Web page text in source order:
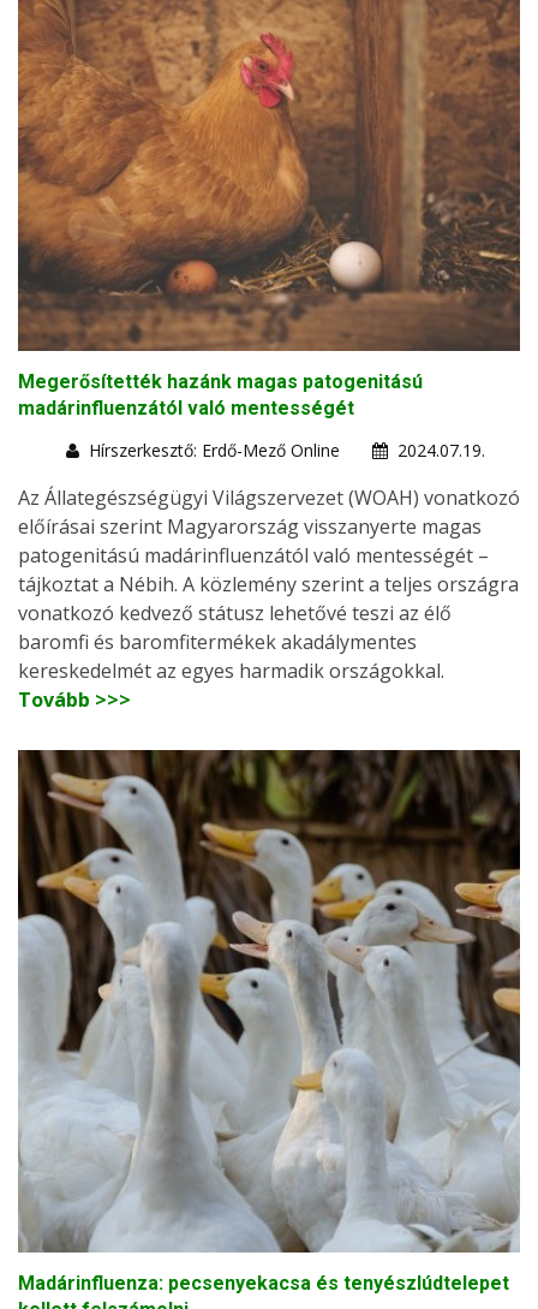
Megerősítették hazánk magas patogenitású
madárinfluenzától való mentességét
Hírszerkesztő: Erdő-Mező Online
2024.07.19.
Az Állategészségügyi Világszervezet (WOAH) vonatkozó
előírásai szerint Magyarország visszanyerte magas
patogenitású madárinfluenzától való mentességét –
tájkoztat a Nébih. A közlemény szerint a teljes országra
vonatkozó kedvező státusz lehetővé teszi az élő
baromfi és baromfitermékek akadálymentes
kereskedelmét az egyes harmadik országokkal.
Tovább >>>
Madárinfluenza: pecsenyekacsa és tenyészlúdtelepet